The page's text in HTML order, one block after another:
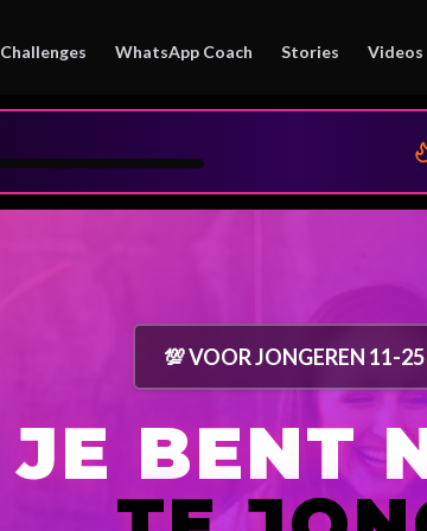
Challenges WhatsApp Coach Stories Videos
💯 VOOR JONGEREN 11-25
JE BENT